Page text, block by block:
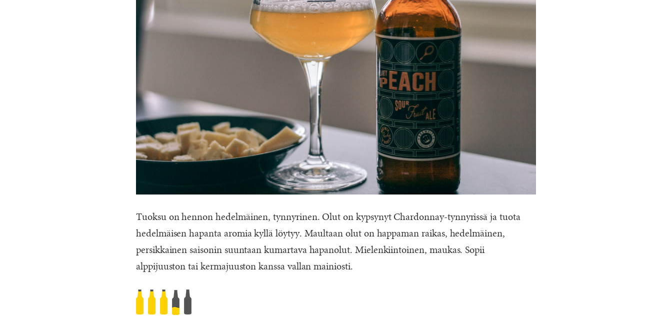
Tuoksu on hennon hedelmäinen, tynnyrinen. Olut on kypsynyt Chardonnay-tynnyrissä ja tuota
hedelmäisen hapanta aromia kyllä löytyy. Maultaan olut on happaman raikas, hedelmäinen,
persikkainen saisonin suuntaan kumartava hapanolut. Mielenkiintoinen, maukas. Sopii
alppijuuston tai kermajuuston kanssa vallan mainiosti.
Brewfist
Lady